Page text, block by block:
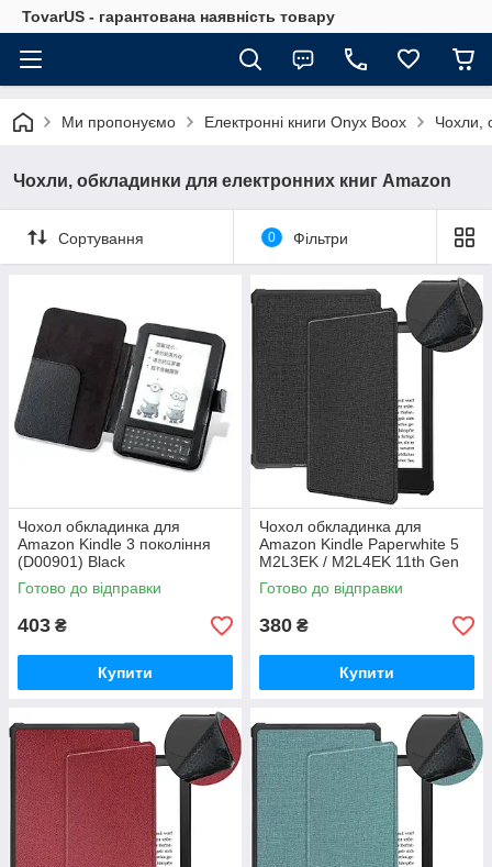
TovarUS - гарантована наявність товару
Ми пропонуємо Електронні книги Onyx Boox Чохли,
Чохли, обкладинки для електронних книг Amazon
Сортування 0 Фільтри
Чохол обкладинка для
Amazon Kindle 3 покоління
(D00901) Black
Готово до відправки
403 ₴
Купити
Чохол обкладинка для
Amazon Kindle Paperwhite 5
M2L3EK / M2L4EK​​​​​​​ 11th Gen
6,8 дюймів Автовключення/
вимкнення
Готово до відправки
380 ₴
Купити